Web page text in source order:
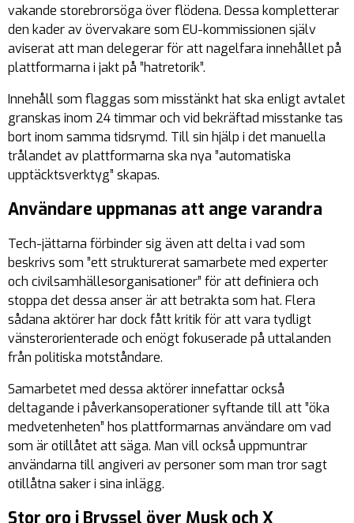
vakande storebrorsöga över flödena. Dessa kompletterar
den kader av övervakare som EU-kommissionen själv
aviserat att man delegerar för att nagelfara innehållet på
plattformarna i jakt på ”hatretorik”.
Innehåll som flaggas som misstänkt hat ska enligt avtalet
granskas inom 24 timmar och vid bekräftad misstanke tas
bort inom samma tidsrymd. Till sin hjälp i det manuella
trålandet av plattformarna ska nya ”automatiska
upptäcktsverktyg” skapas.
Användare uppmanas att ange varandra
Tech-jättarna förbinder sig även att delta i vad som
beskrivs som ”ett strukturerat samarbete med experter
och civilsamhällesorganisationer” för att definiera och
stoppa det dessa anser är att betrakta som hat. Flera
sådana aktörer har dock fått kritik för att vara tydligt
vänsterorienterade och enögt fokuserade på uttalanden
från politiska motståndare.
Samarbetet med dessa aktörer innefattar också
deltagande i påverkansoperationer syftande till att ”öka
medvetenheten” hos plattformarnas användare om vad
som är otillåtet att säga. Man vill också uppmuntrar
användarna till angiveri av personer som man tror sagt
otillåtna saker i sina inlägg.
Stor oro i Bryssel över Musk och X